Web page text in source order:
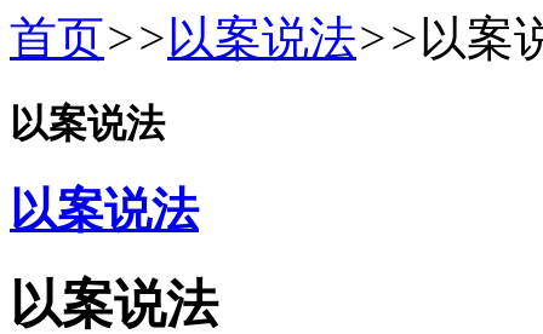
首页>>以案说法>>以案
以案说法
以案说法
以案说法